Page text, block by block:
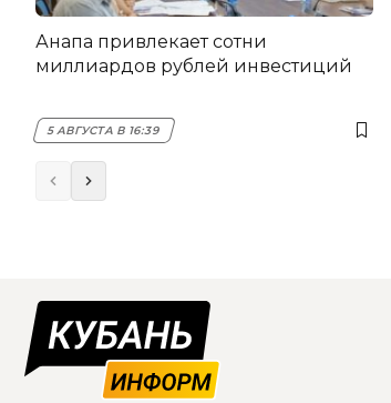
Анапа привлекает сотни
миллиардов рублей инвестиций
5 АВГУСТА В 16:39